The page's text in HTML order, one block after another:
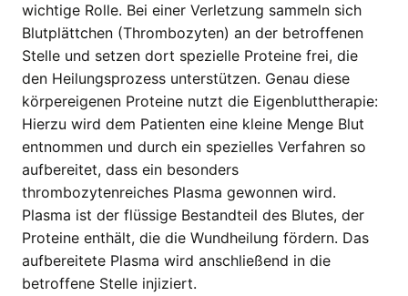
wichtige Rolle. Bei einer Verletzung sammeln sich
Blutplättchen (Thrombozyten) an der betroffenen
Stelle und setzen dort spezielle Proteine frei, die
den Heilungsprozess unterstützen. Genau diese
körpereigenen Proteine nutzt die Eigenbluttherapie:
Hierzu wird dem Patienten eine kleine Menge Blut
entnommen und durch ein spezielles Verfahren so
aufbereitet, dass ein besonders
thrombozytenreiches Plasma gewonnen wird.
Plasma ist der flüssige Bestandteil des Blutes, der
Proteine enthält, die die Wundheilung fördern. Das
aufbereitete Plasma wird anschließend in die
betroffene Stelle injiziert.